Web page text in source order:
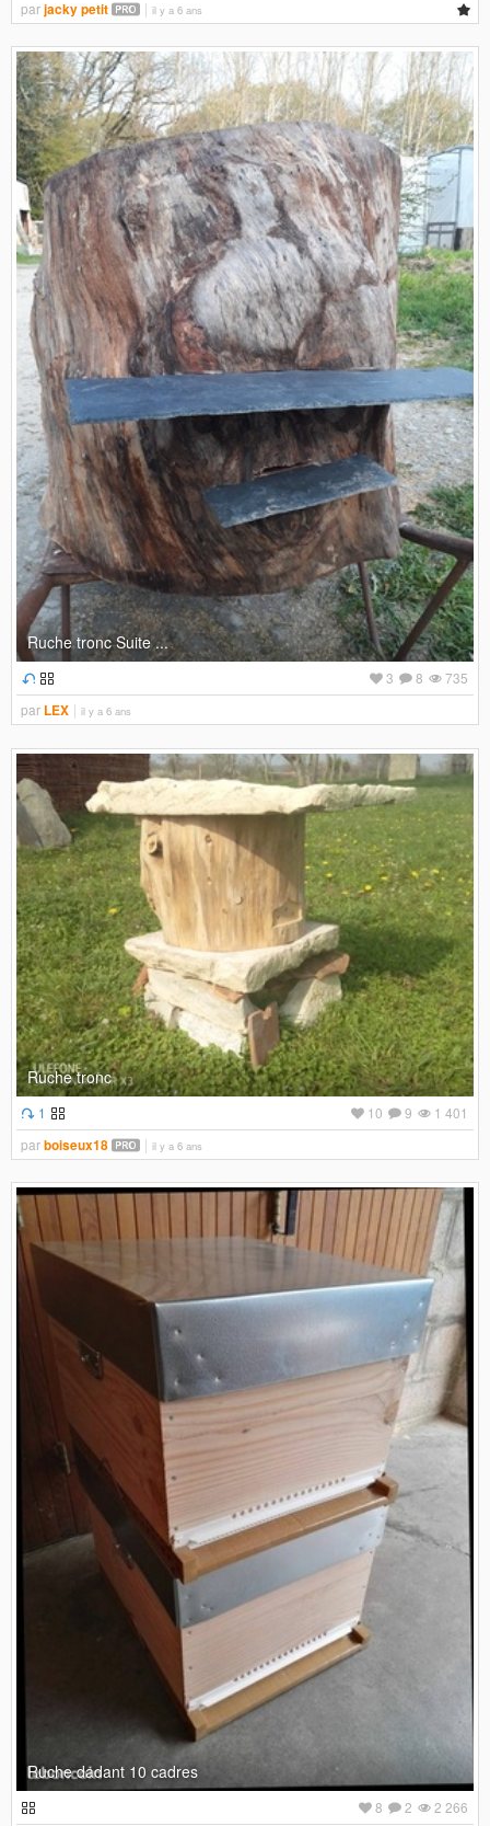
parjacky petit il y a 6 ans
Ruche tronc Suite ...
735
8
3
par LEX il y a 6 ans
Ruche tronc
1 1 401
9
10
parboiseux18 il y a 6 ans
Ruche dadant 10 cadres
2 266
2
8